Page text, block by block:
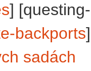
]
backports
sadách